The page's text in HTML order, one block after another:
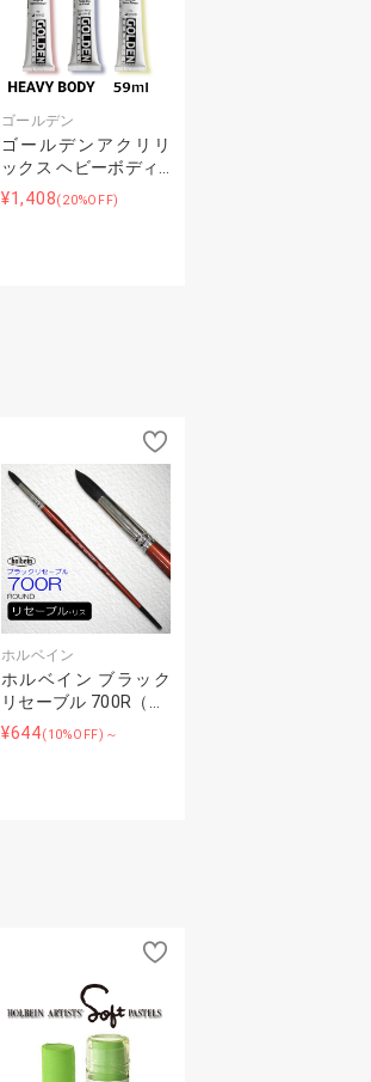
ゴールデン
ゴールデンアクリリ
ックス ヘビーボディ…
¥1,408(20%OFF)
ホルベイン
ホルベイン ブラック
リセーブル 700R（…
¥644(10%OFF)～